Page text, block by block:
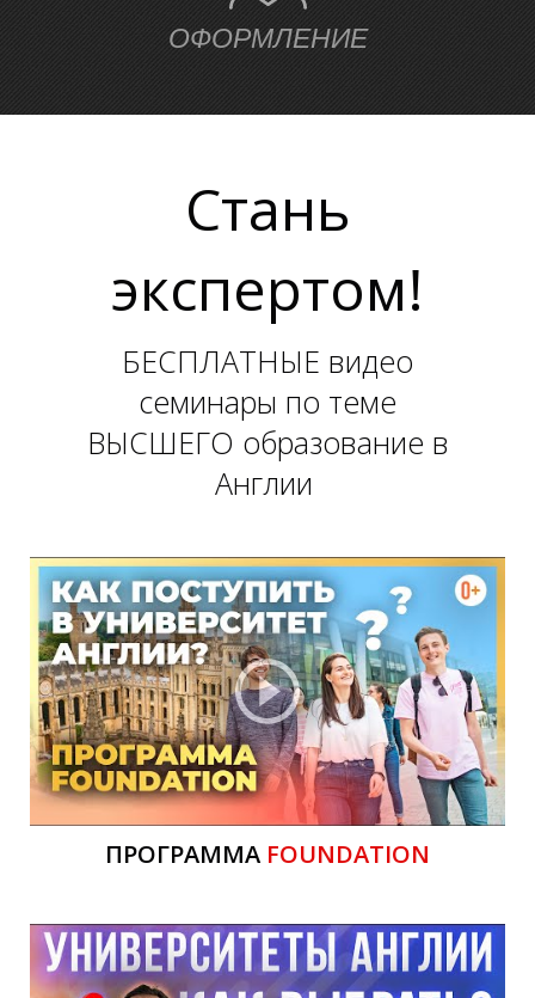
Ь
Н
ОФОРМЛЕНИЕ
Стань
экспертом!
БЕСПЛАТНЫЕ видео
семинары по теме
ВЫСШЕГО образование в
Англии
ПРОГРАММА FOUNDATION